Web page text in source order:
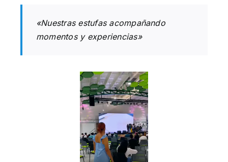
«Nuestras estufas acompañando
momentos y experiencias»